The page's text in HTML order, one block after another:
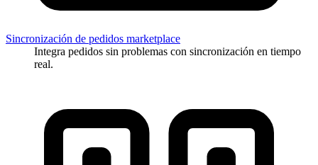
Sincronización de pedidos marketplace
Integra pedidos sin problemas con sincronización en tiempo
real.